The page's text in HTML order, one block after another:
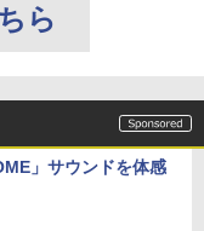
ら
」サウンドを体感